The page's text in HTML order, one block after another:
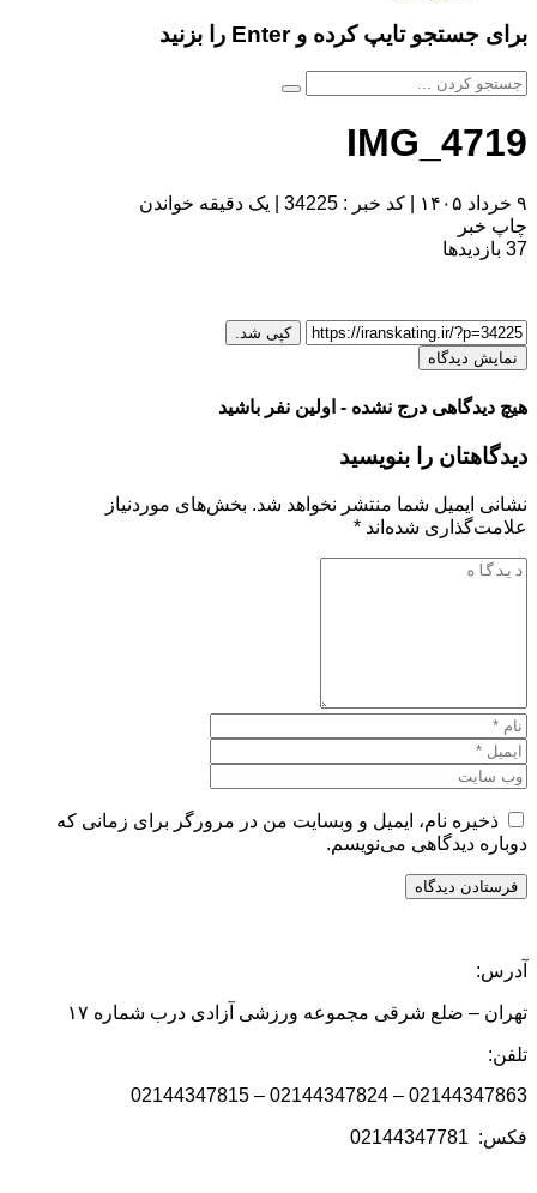
برای جستجو تایپ کرده و Enter را بزنید
IMG_4719
۹ خرداد ۱۴۰۵ کد خبر : 34225
یک دقیقه خواندن
چاپ خبر
37 بازدیدها
کپی شد.
نمایش دیدگاه
هیچ دیدگاهی درج نشده - اولین نفر باشید
دیدگاهتان را بنویسید
نشانی ایمیل شما منتشر نخواهد شد. بخش‌های موردنیاز
علامت‌گذاری شده‌اند *
ذخیره نام، ایمیل و وبسایت من در مرورگر برای زمانی که
دوباره دیدگاهی می‌نویسم.
آدرس:
تهران – ضلع شرقی مجموعه ورزشی آزادی درب شماره ۱۷
تلفن:
02144347863 – 02144347824 – 02144347815
فکس: 02144347781